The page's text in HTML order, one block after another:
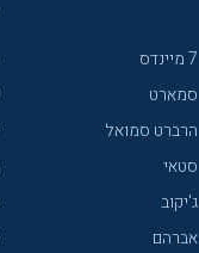
7 מיינדס
סמארט
הרברט סמואל
סטאי
ג'יקוב
אברהם